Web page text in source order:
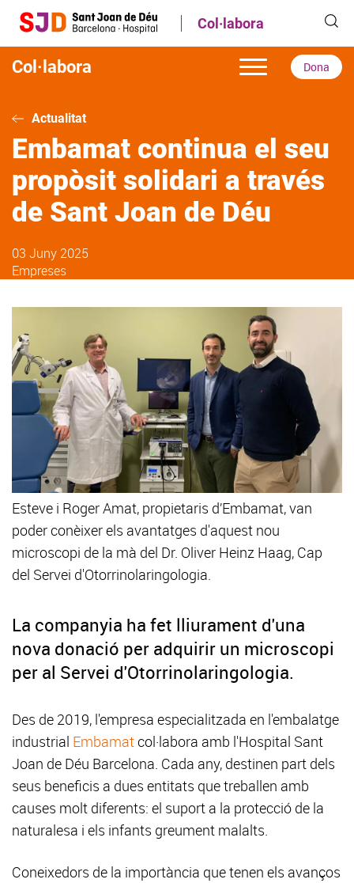
contingut
Col·labora
Col·labora Dona
Actualitat
Embamat continua el seu
propòsit solidari a través
de Sant Joan de Déu
03 Juny 2025
Empreses
Esteve i Roger Amat, propietaris d’Embamat, van
poder conèixer els avantatges d'aquest nou
microscopi de la mà del Dr. Oliver Heinz Haag, Cap
del Servei d'Otorrinolaringologia.
La companyia ha fet lliurament d'una
nova donació per adquirir un microscopi
per al Servei d'Otorrinolaringologia.
Des de 2019, l'empresa especialitzada en l'embalatge
industrial Embamatcol·labora amb l'Hospital Sant
Joan de Déu Barcelona. Cada any, destinen part dels
seus beneficis a dues entitats que treballen amb
causes molt diferents: el suport a la protecció de la
naturalesa i els infants greument malalts.
Coneixedors de la importància que tenen els avanços